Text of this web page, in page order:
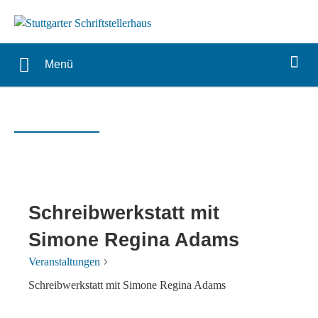
Menü
Schreibwerkstatt mit
Simone Regina Adams
Veranstaltungen
Schreibwerkstatt mit Simone Regina Adams